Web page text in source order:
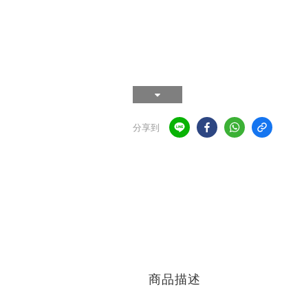
分享到
商品描述